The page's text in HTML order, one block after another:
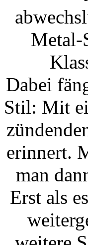
Metal-
Dabei
Stil: Mit
erinnert.
man
Erst als